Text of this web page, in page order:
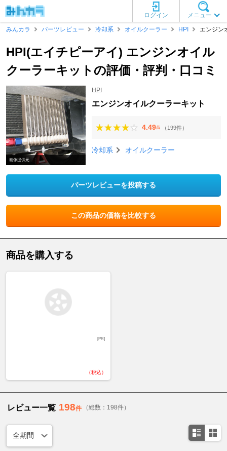
メニュー
ログイン
みんカラ
パーツレビュー 冷却系 オイルクーラー HPI エンジン
HPI(エイチピーアイ) エンジンオイル
クーラーキットの評価・評判・口コミ
画像提供元
HPI
エンジンオイルクーラーキット
4.49点 （199件）
冷却系 オイルクーラー
パーツレビューを投稿する
この商品の価格を比較する
商品を購入する
[PR]
（税込）
レビュー一覧 198件 （総数：198件）